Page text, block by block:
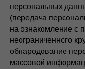
персональных
(передача
на ознакомление с
неограниченного
обнародование
массовой